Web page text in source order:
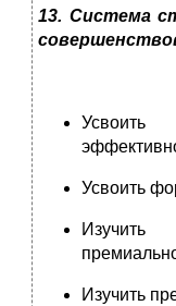
13. Система
Усвоить
Усвоить
Изучить